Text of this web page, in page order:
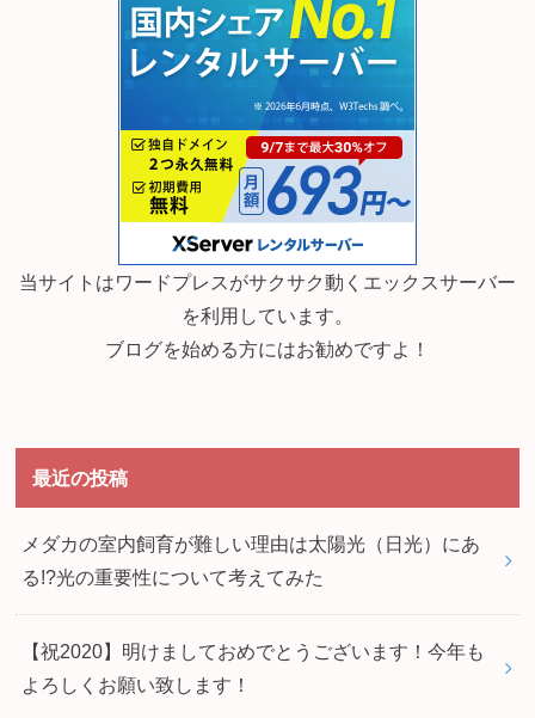
当サイトはワードプレスがサクサク動くエックスサーバー
を利用しています。
ブログを始める方にはお勧めですよ！
最近の投稿
メダカの室内飼育が難しい理由は太陽光（日光）にあ
る!?光の重要性について考えてみた
【祝2020】明けましておめでとうございます！今年も
よろしくお願い致します！